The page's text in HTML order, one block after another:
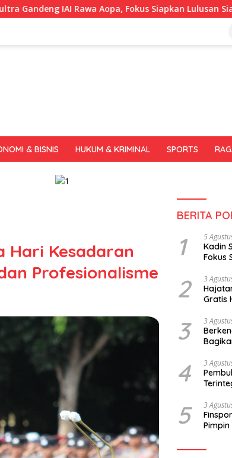
Aopa, Fokus Siapkan Lulusan Siap Kerja dan
& BISNIS HUKUM & KRIMINAL SPORTS
Hari Kesadaran
Profesionalisme
BERITA
1 5
Kadin
Fokus
2 3
Gratis
3 3
4 3
5 3